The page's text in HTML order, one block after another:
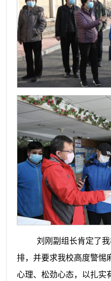
刘刚副组长肯定了我
排，并要求我校高度警惕
心理、松劲心态，以扎实